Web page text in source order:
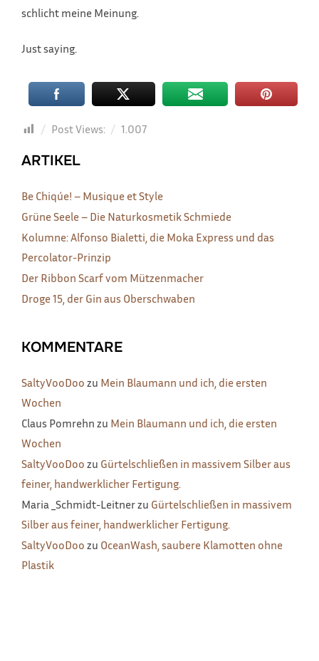
schlicht meine Meinung.
Just saying.
Post Views: 1.007
ARTIKEL
Be Chiqúe! – Musique et Style
Grüne Seele – Die Naturkosmetik Schmiede
Kolumne: Alfonso Bialetti, die Moka Express und das
Percolator-Prinzip
Der Ribbon Scarf vom Mützenmacher
Droge 15, der Gin aus Oberschwaben
KOMMENTARE
SaltyVooDoo zu Mein Blaumann und ich, die ersten
Wochen
Claus Pomrehn zu Mein Blaumann und ich, die ersten
Wochen
SaltyVooDoo zu Gürtelschließen in massivem Silber aus
feiner, handwerklicher Fertigung.
Maria _Schmidt-Leitnerzu Gürtelschließen in massivem
Silber aus feiner, handwerklicher Fertigung.
SaltyVooDoo zu OceanWash, saubere Klamotten ohne
Plastik